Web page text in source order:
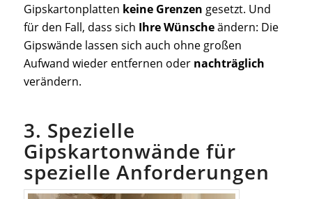
Gipskartonplatten keine Grenzen gesetzt. Und
für den Fall, dass sich Ihre Wünscheändern: Die
Gipswände lassen sich auch ohne großen
Aufwand wieder entfernen oder nachträglich
verändern.
3. Spezielle
Gipskartonwände für
spezielle Anforderungen